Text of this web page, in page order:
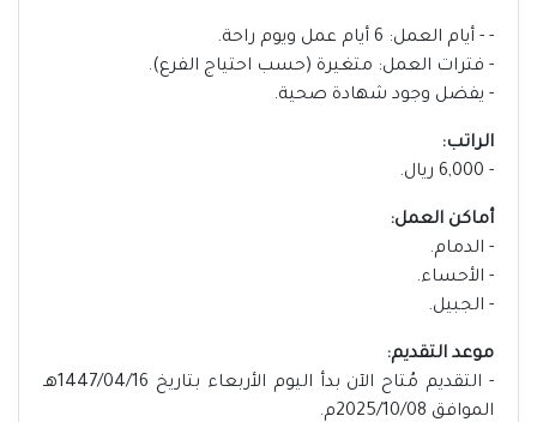
- - أيام العمل: 6 أيام عمل ويوم راحة.
- فترات العمل: متغيرة (حسب احتياج الفرع).
- يفضل وجود شهادة صحية.
الراتب:
- 6,000 ريال.
أماكن العمل:
- الدمام.
- الأحساء.
- الجبيل.
موعد التقديم:
- التقديم مُتاح الآن بدأ اليوم الأربعاء بتاريخ 1447/04/16هـ
الموافق 2025/10/08م.